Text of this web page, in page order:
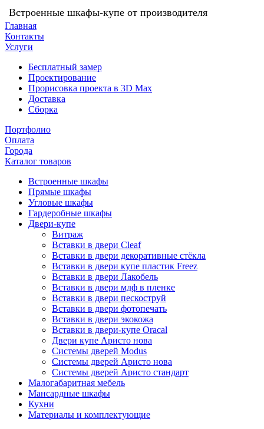
Встроенные шкафы-купе от производителя
Главная
Контакты
Услуги
Бесплатный замер
Проектирование
Прорисовка проекта в 3D Max
Доставка
Сборка
Портфолио
Оплата
Города
Каталог товаров
Встроенные шкафы
Прямые шкафы
Угловые шкафы
Гардеробные шкафы
Двери-купе
Витраж
Вставки в двери Cleaf
Вставки в двери декоративные стёкла
Вставки в двери купе пластик Freez
Вставки в двери Лакобель
Вставки в двери мдф в пленке
Вставки в двери пескоструй
Вставки в двери фотопечать
Вставки в двери экокожа
Вставки в двери-купе Oracal
Двери купе Аристо нова
Системы дверей Modus
Системы дверей Аристо нова
Системы дверей Аристо стандарт
Малогабаритная мебель
Мансардные шкафы
Кухни
Материалы и комплектующие